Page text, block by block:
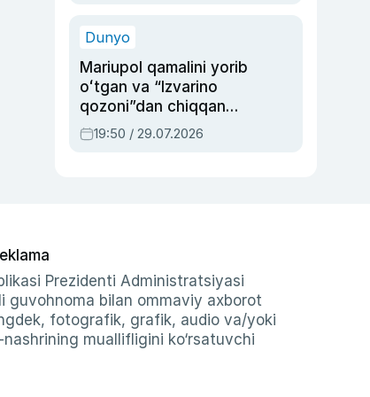
Dunyo
Mariupol qamalini yorib
oʻtgan va “Izvarino
qozoni”dan chiqqan
qahramon — Ukraina
armiyasi bosh
19:50 / 29.07.2026
Prezidenti Administratsiyasi
guvohnoma bilan ommaviy axborot
fotografik, grafik, audio va/yoki
muallifligini ko‘rsatuvchi